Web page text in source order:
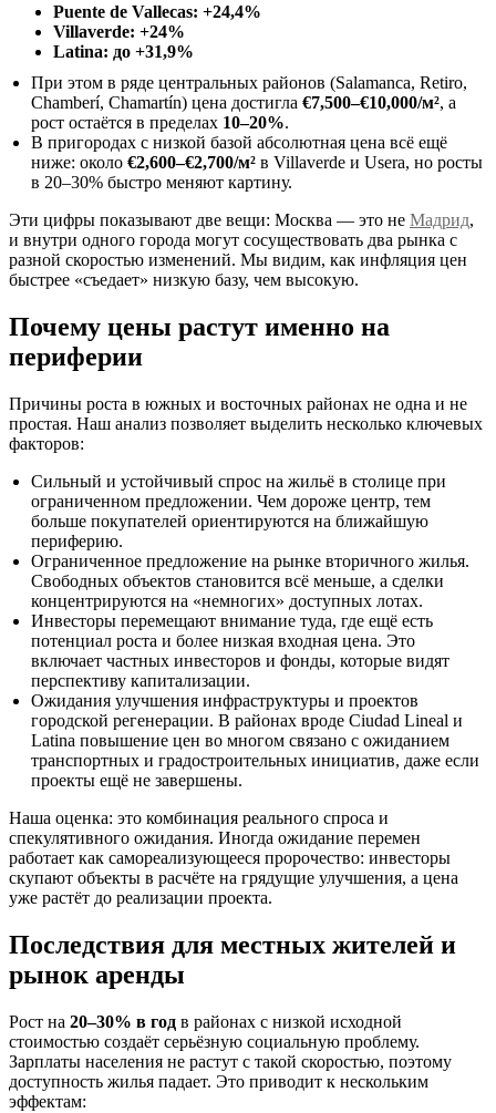
Puente de Vallecas: +24,4%
Villaverde: +24%
Latina: до +31,9%
При этом в ряде центральных районов (Salamanca, Retiro,
Chamberí, Chamartín) цена достигла €7,500–€10,000/м², а
рост остаётся в пределах 10–20%.
В пригородах с низкой базой абсолютная цена всё ещё
ниже: около €2,600–€2,700/м² в Villaverde и Usera, но росты
в 20–30% быстро меняют картину.
Эти цифры показывают две вещи: Москва — это не Мадрид,
и внутри одного города могут сосуществовать два рынка с
разной скоростью изменений. Мы видим, как инфляция цен
быстрее «съедает» низкую базу, чем высокую.
Почему цены растут именно на
периферии
Причины роста в южных и восточных районах не одна и не
простая. Наш анализ позволяет выделить несколько ключевых
факторов:
Сильный и устойчивый спрос на жильё в столице при
ограниченном предложении. Чем дороже центр, тем
больше покупателей ориентируются на ближайшую
периферию.
Ограниченное предложение на рынке вторичного жилья.
Свободных объектов становится всё меньше, а сделки
концентрируются на «немногих» доступных лотах.
Инвесторы перемещают внимание туда, где ещё есть
потенциал роста и более низкая входная цена. Это
включает частных инвесторов и фонды, которые видят
перспективу капитализации.
Ожидания улучшения инфраструктуры и проектов
городской регенерации. В районах вроде Ciudad Lineal и
Latina повышение цен во многом связано с ожиданием
транспортных и градостроительных инициатив, даже если
проекты ещё не завершены.
Наша оценка: это комбинация реального спроса и
спекулятивного ожидания. Иногда ожидание перемен
работает как самореализующееся пророчество: инвесторы
скупают объекты в расчёте на грядущие улучшения, а цена
уже растёт до реализации проекта.
Последствия для местных жителей и
рынок аренды
Рост на 20–30% в год в районах с низкой исходной
стоимостью создаёт серьёзную социальную проблему.
Зарплаты населения не растут с такой скоростью, поэтому
доступность жилья падает. Это приводит к нескольким
эффектам: